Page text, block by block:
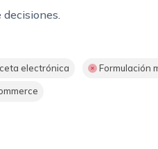
electrónica Formulación